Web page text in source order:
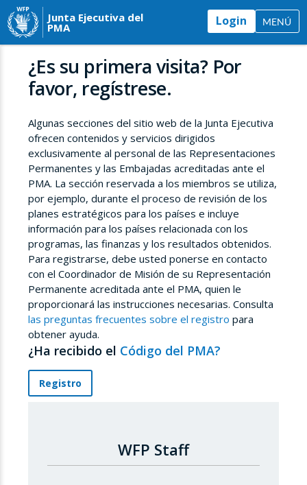
Junta Ejecutiva del
PMA Login MENÚ
¿Es su primera visita? Por
favor, regístrese.
Algunas secciones del sitio web de la Junta Ejecutiva
ofrecen contenidos y servicios dirigidos
exclusivamente al personal de las Representaciones
Permanentes y las Embajadas acreditadas ante el
PMA. La sección reservada a los miembros se utiliza,
por ejemplo, durante el proceso de revisión de los
planes estratégicos para los países e incluye
información para los países relacionada con los
programas, las finanzas y los resultados obtenidos.
Para registrarse, debe usted ponerse en contacto
con el Coordinador de Misión de su Representación
Permanente acreditada ante el PMA, quien le
proporcionará las instrucciones necesarias. Consulta
las preguntas frecuentes sobre el registro para
obtener ayuda.
¿Ha recibido el Código del PMA?
Registro
WFP Staff